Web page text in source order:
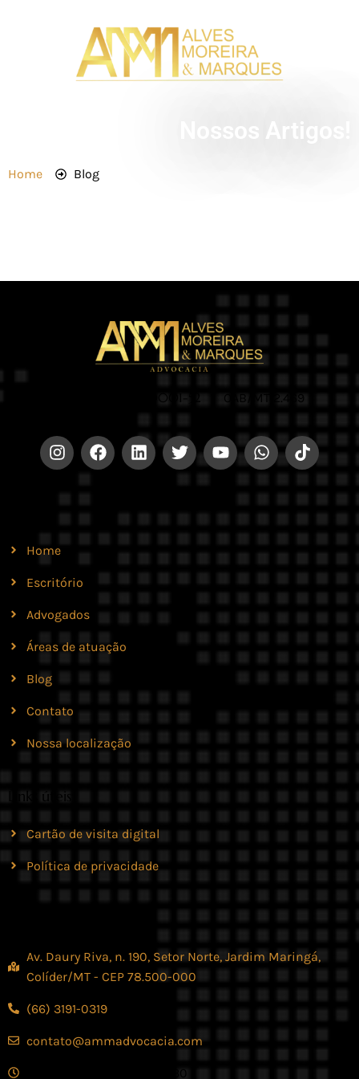
Home Blog
CNPJ 42.579.159/0001-52 | OAB/MT 2.469
Home
Escritório
Advogados
Áreas de atuação
Blog
Contato
Nossa localização
Links úteis
Cartão de visita digital
Política de privacidade
Av. Daury Riva, n. 190, Setor Norte, Jardim Maringá,
Colíder/MT - CEP 78.500-000
(66) 3191-0319
contato@ammadvocacia.com